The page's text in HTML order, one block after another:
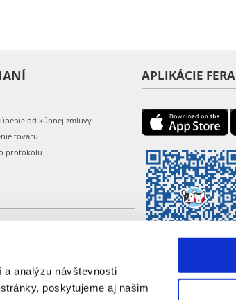
a analýzu návštevnosti
poskytujeme aj našim
od kúpnej zmluvy
tovaru
protokolu
APLIKÁCIE FERA